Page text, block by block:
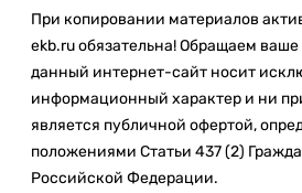
портами USB 3.0 и USB-C.
Мощная поддержка
портом USB-C PD до 100
Комплект
USB HUB XO HUB008 7in1
Фирменная упаковка
При копировании материалов
ekb.ru обязательна! Обращаем
данный интернет-сайт носит
информационный характер и ни
является публичной офертой,
положениями Статьи 437 (2)
Российской Федерации.